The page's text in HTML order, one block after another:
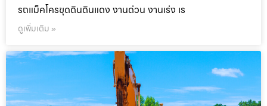
รถแม็คโครขุดดินดินแดง งานด่วน งานเร่ง เร
ดูเพิ่มเติม »